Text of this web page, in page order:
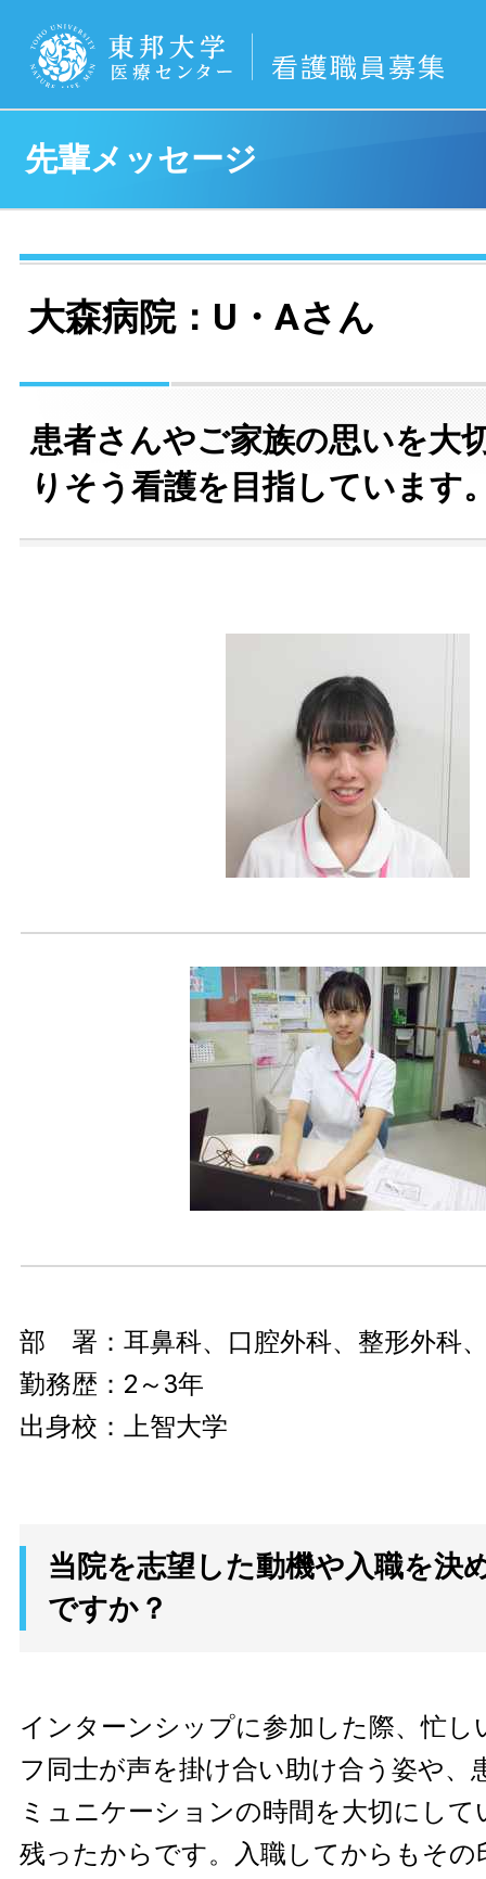
先輩メッセージ
大森病院：U・Aさん
患者さんやご家族の思いを大
りそう看護を目指しています
部 署：耳鼻科、口腔外科、整形外科
勤務歴：2～3年
出身校：上智大学
当院を志望した動機や入職を決
ですか？
インターンシップに参加した際、忙し
フ同士が声を掛け合い助け合う姿や、
ミュニケーションの時間を大切にして
残ったからです。入職してからもその